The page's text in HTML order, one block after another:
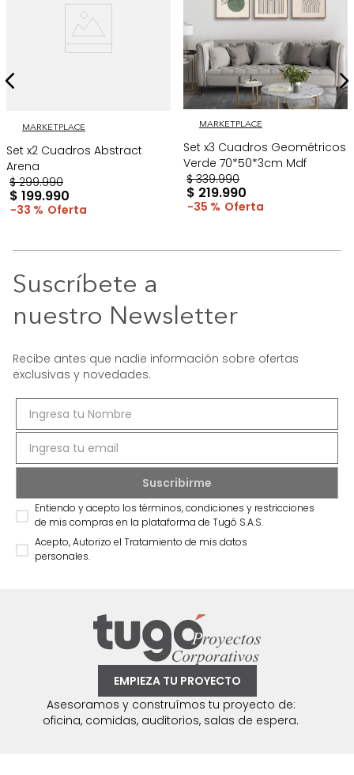
MARKETPLACE
Set x2 Cuadros Abstract
Arena
$ 299.990
$ 199.990
33 %
MARKETPLACE
Set x3 Cuadros Geométricos
Verde 70*50*3cm Mdf
$ 339.990
$ 219.990
35 %
Suscríbete a
nuestro Newsletter
Recibe antes que nadie información sobre ofertas
exclusivas y novedades.
Entiendo y acepto los términos, condiciones y restricciones
de mis compras en la plataforma de Tugó S.A.S.
Acepto, Autorizo el Tratamiento de mis datos
personales.
EMPIEZA TU PROYECTO
Asesoramos y construímos tu proyecto de:
oficina, comidas, auditorios, salas de espera.